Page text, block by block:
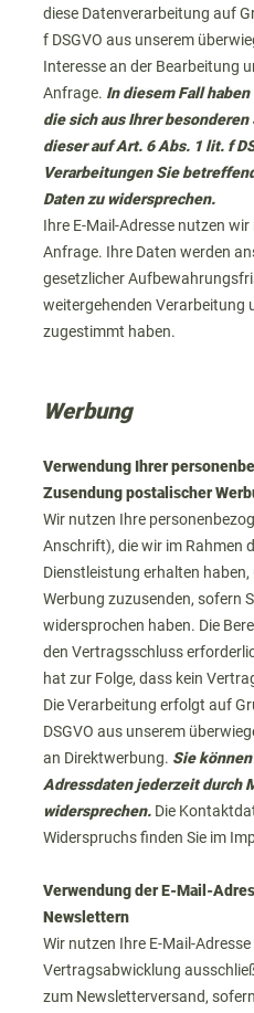
diese Datenverarbeitung auf
f DSGVO aus unserem
Interesse an der Bearbeitung
Anfrage. In diesem Fall
die sich aus Ihrer
dieser auf Art. 6 Abs. 1 lit. f
Verarbeitungen Sie
Daten zu widersprechen.
Ihre E-Mail-Adresse nutzen
Anfrage. Ihre Daten werden
gesetzlicher
weitergehenden Verarbeitung
zugestimmt haben.
Werbung
Verwendung Ihrer
Zusendung postalischer
Wir nutzen Ihre
Anschrift), die wir im Rahmen
Dienstleistung erhalten
Werbung zuzusenden, sofern
widersprochen haben. Die
den Vertragsschluss
hat zur Folge, dass kein
Die Verarbeitung erfolgt auf
DSGVO aus unserem
an Direktwerbung. Sie
Adressdaten jederzeit durch
widersprechen. Die
Widerspruchs finden Sie im
Verwendung der E-Mail-
Newslettern
Wir nutzen Ihre E-Mail-
Vertragsabwicklung
zum Newsletterversand,